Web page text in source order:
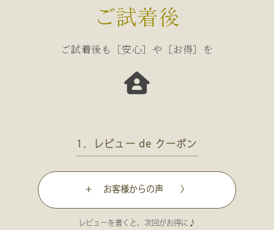
ご試着後
ご試着後も［安心］や［お得］を
1．レビュー de クーポン
+ お客様からの声 〉
レビューを書くと、次回がお得に♪